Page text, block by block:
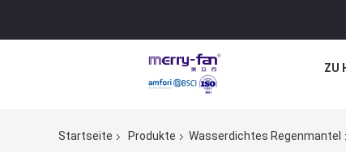
ZU
Startseite Produkte Wasserdichtes Regenmantel